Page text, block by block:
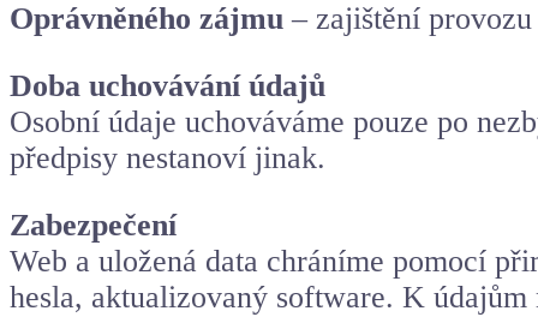
Oprávněného zájmu – zajištění
Doba uchovávání údajů
Osobní údaje uchováváme pouze po
předpisy nestanoví jinak.
Zabezpečení
Web a uložená data chráníme pomocí
hesla, aktualizovaný software. K